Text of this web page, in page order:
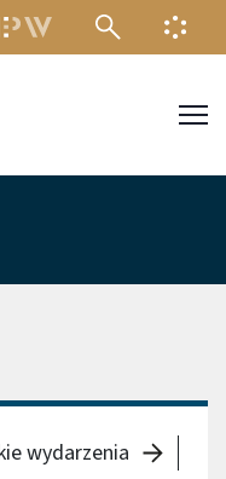
wydarzenia